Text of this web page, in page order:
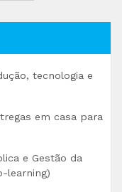
tecnologia e
em casa para
e Gestão da
learning)